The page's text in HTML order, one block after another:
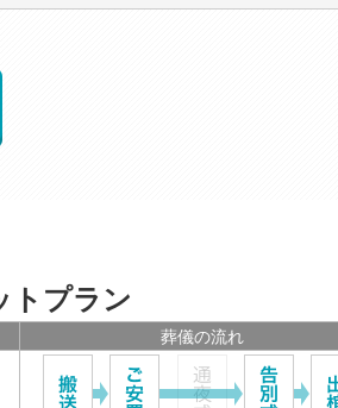
トプラン
葬儀の流れ